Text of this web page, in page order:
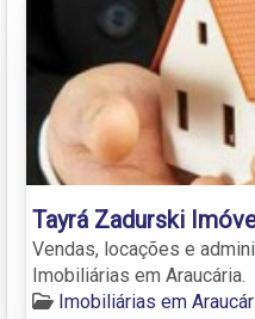
Tayrá Zadurski
Vendas, locações e
Imobiliárias em Araucária.
Imobiliárias em